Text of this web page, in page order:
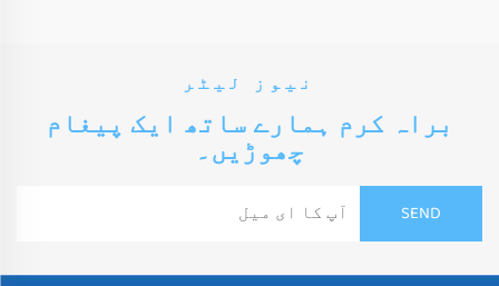
نیوز لیٹر
براہ کرم ہمارے ساتھ ایک پیغام
چھوڑیں۔